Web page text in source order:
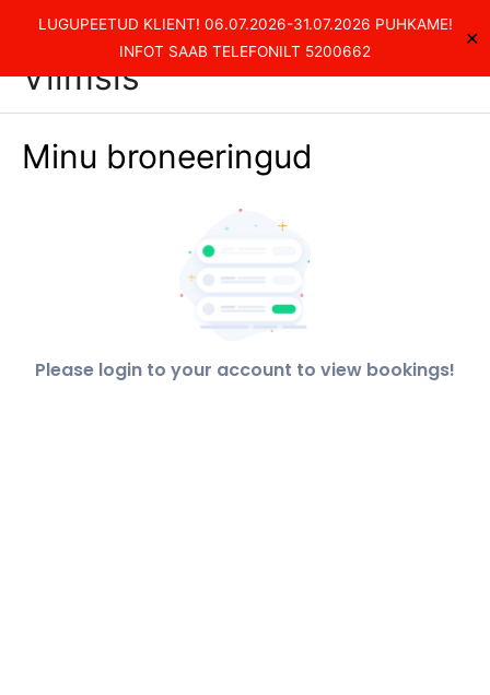
LUGUPEETUD KLIENT! 06.07.2026-31.07.2026 PUHKAME!
INFOT SAAB TELEFONILT 5200662
✕
Kvaliteetsed rehvitööd
Viimsis
Main
Minu broneeringud
Please login to your account to view bookings!